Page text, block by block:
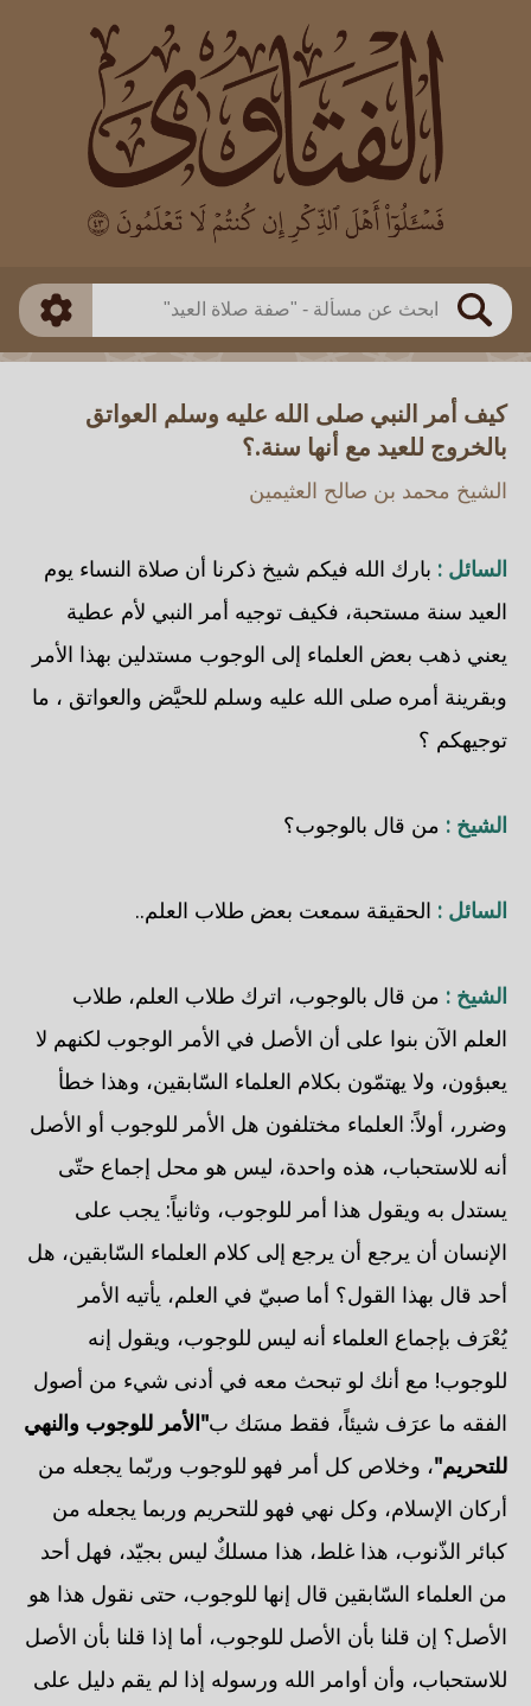
بحث
العالم
بن باز
بن العثيمين
اللجنة الدائمة
طريقة البحث
ذكي
كيف أمر النبي صلى الله عليه وسلم العواتق
بالخروج للعيد مع أنها سنة.؟
الشيخ محمد بن صالح العثيمين
السائل : بارك الله فيكم شيخ ذكرنا أن صلاة النساء يوم
العيد سنة مستحبة، فكيف توجيه أمر النبي لأم عطية
يعني ذهب بعض العلماء إلى الوجوب مستدلين بهذا الأمر
وبقرينة أمره صلى الله عليه وسلم للحيَّض والعواتق ، ما
توجيهكم ؟
الشيخ : من قال بالوجوب؟
السائل : الحقيقة سمعت بعض طلاب العلم..
الشيخ : من قال بالوجوب، اترك طلاب العلم، طلاب
العلم الآن بنوا على أن الأصل في الأمر الوجوب لكنهم لا
يعبؤون، ولا يهتمّون بكلام العلماء السّابقين، وهذا خطأ
وضرر، أولاً: العلماء مختلفون هل الأمر للوجوب أو الأصل
أنه للاستحباب، هذه واحدة، ليس هو محل إجماع حتّى
يستدل به ويقول هذا أمر للوجوب، وثانياً: يجب على
الإنسان أن يرجع أن يرجع إلى كلام العلماء السّابقين، هل
أحد قال بهذا القول؟ أما صبيّ في العلم، يأتيه الأمر
يُعْرَف بإجماع العلماء أنه ليس للوجوب، ويقول إنه
للوجوب! مع أنك لو تبحث معه في أدنى شيء من أصول
الفقه ما عرَف شيئاً، فقط مسَك ب"الأمر للوجوب والنهي
للتحريم"، وخلاص كل أمر فهو للوجوب وربّما يجعله من
أركان الإسلام، وكل نهي فهو للتحريم وربما يجعله من
كبائر الذّنوب، هذا غلط، هذا مسلكٌ ليس بجيّد، فهل أحد
من العلماء السّابقين قال إنها للوجوب، حتى نقول هذا هو
الأصل؟ إن قلنا بأن الأصل للوجوب، أما إذا قلنا بأن الأصل
للاستحباب، وأن أوامر الله ورسوله إذا لم يقم دليل على